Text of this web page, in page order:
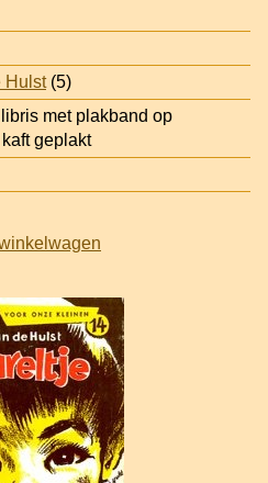
Hulst(5)
met plakband op
geplakt